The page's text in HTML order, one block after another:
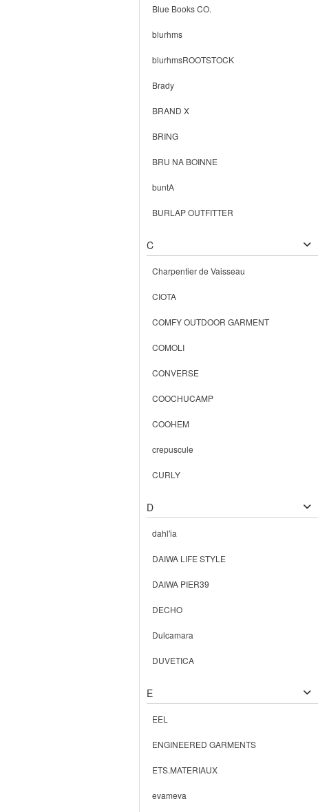
Blue Books CO.
blurhms
blurhmsROOTSTOCK
Brady
BRAND X
BRING
BRU NA BOINNE
buntA
BURLAP OUTFITTER
C
Charpentier de Vaisseau
CIOTA
COMFY OUTDOOR GARMENT
COMOLI
CONVERSE
COOCHUCAMP
COOHEM
crepuscule
CURLY
D
dahl'ia
DAIWA LIFE STYLE
DAIWA PIER39
DECHO
Dulcamara
DUVETICA
E
EEL
ENGINEERED GARMENTS
ETS.MATERIAUX
evameva